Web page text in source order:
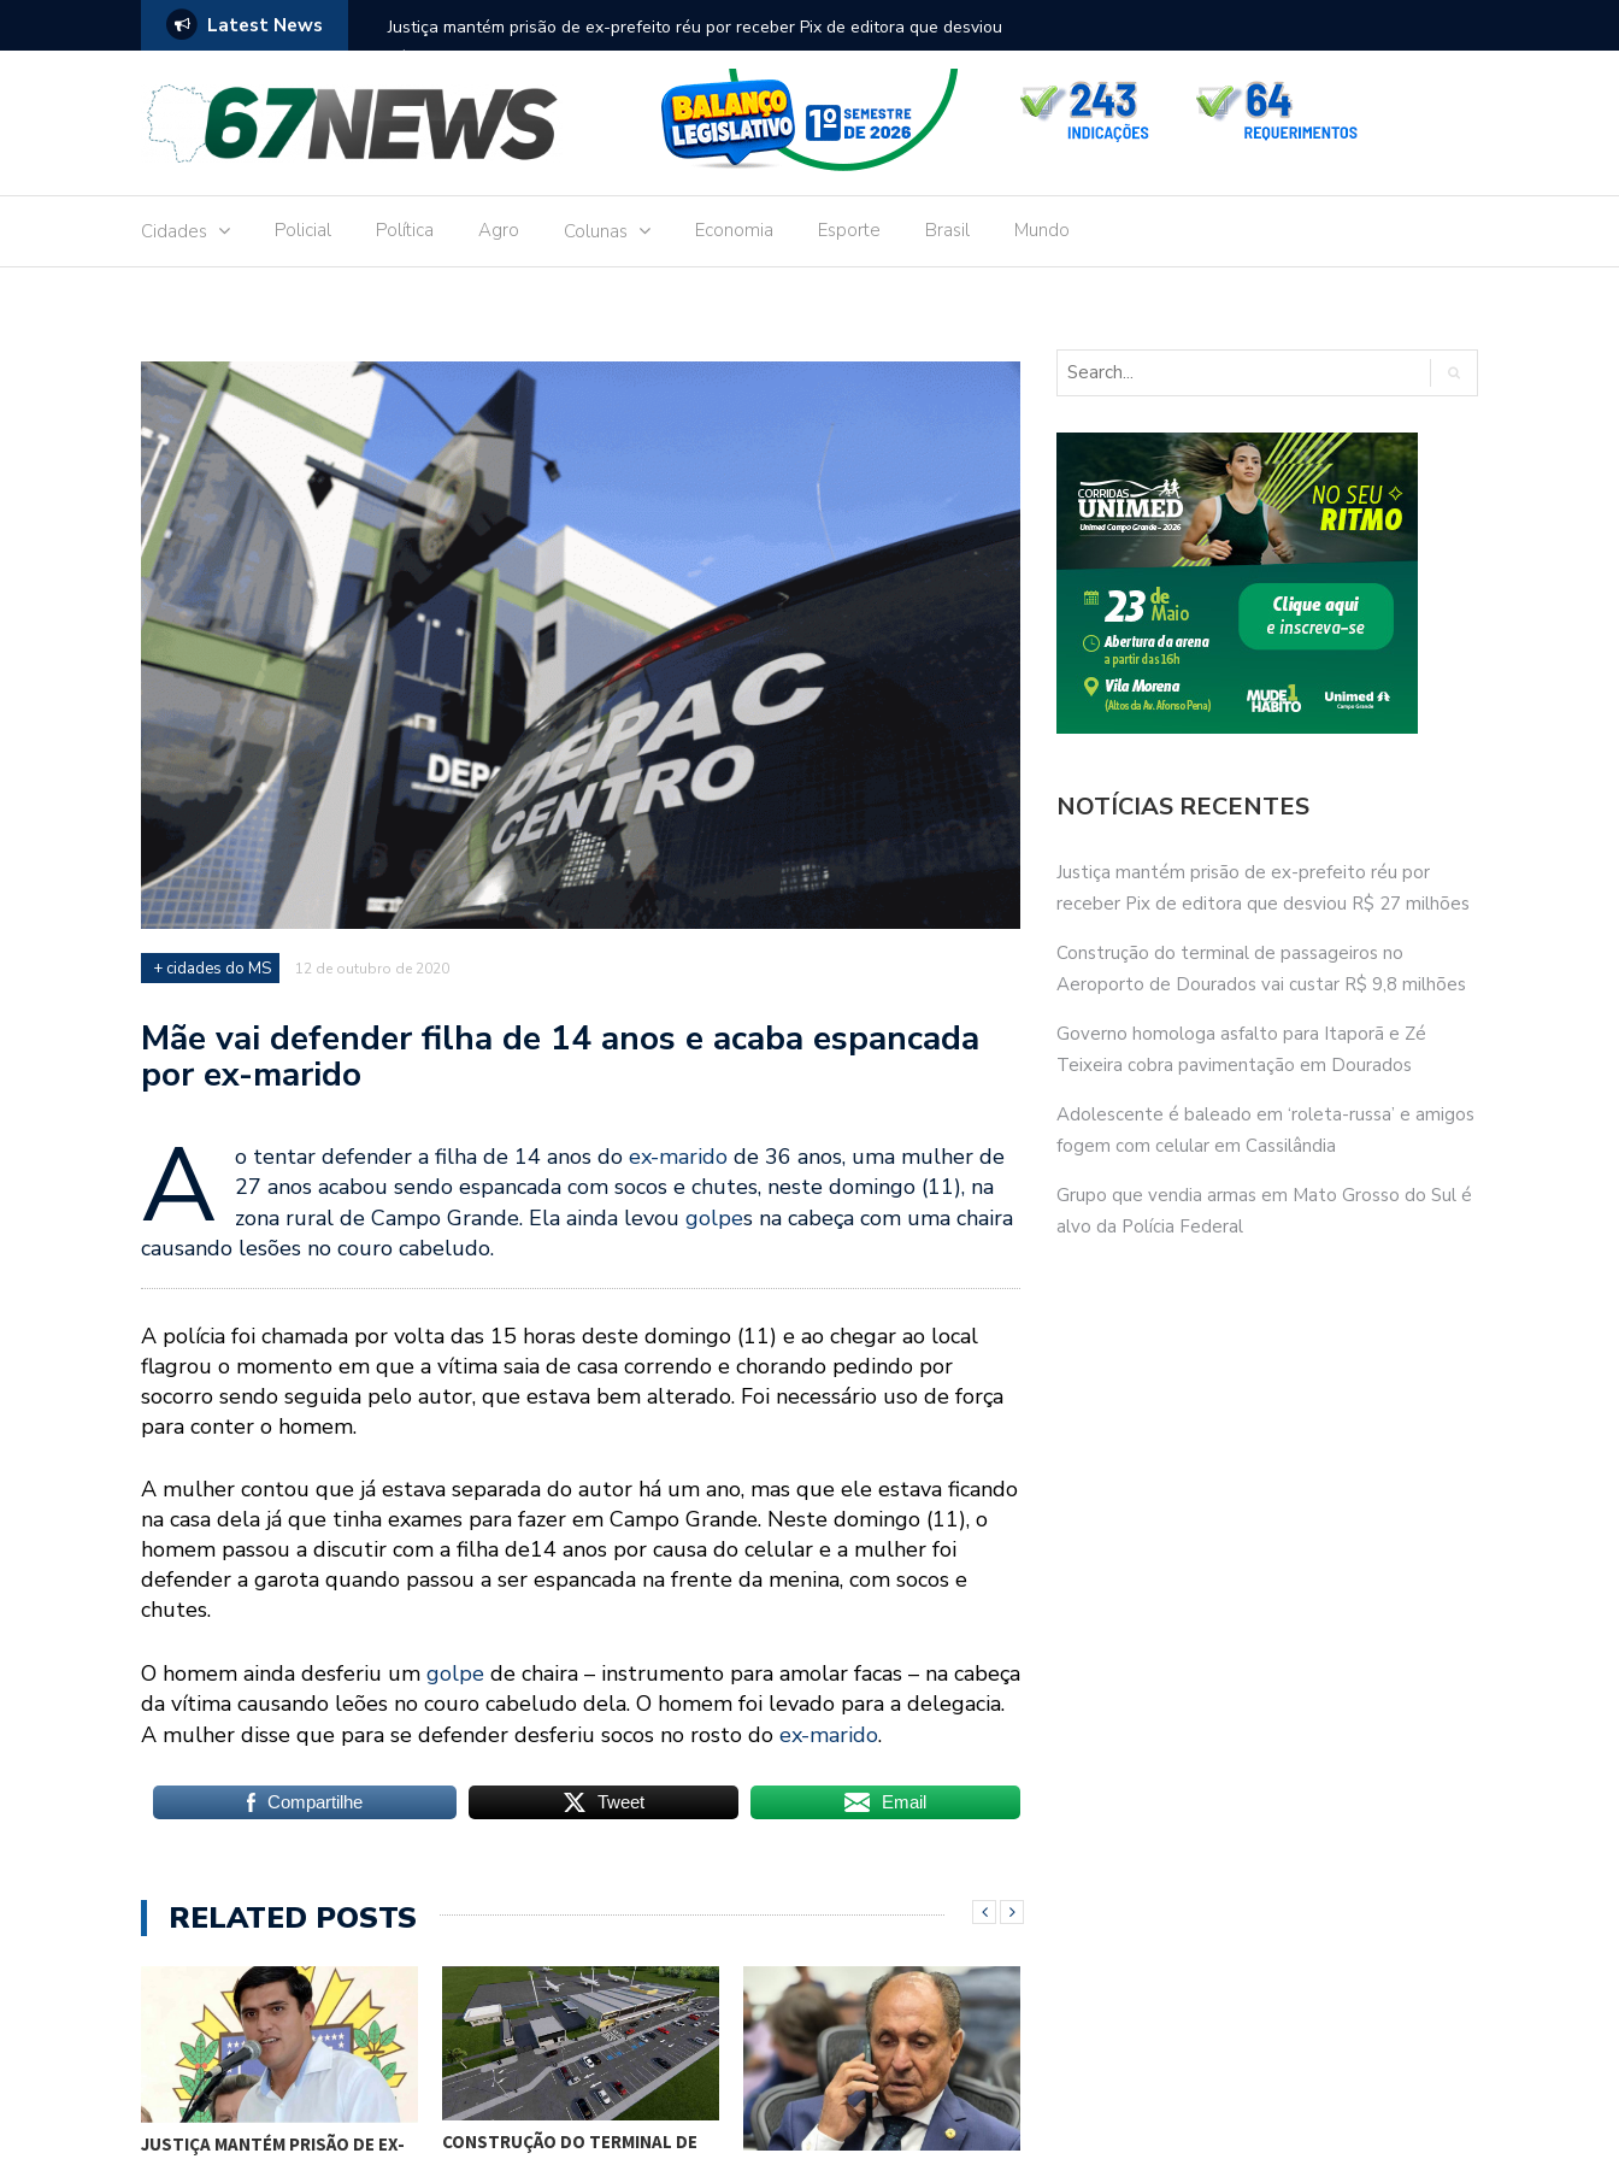
Latest News
réu por receber Pix de editora que desviou
Construção do terminal de passageiros no Aeroporto de Dourados vai custar R$
9,8 milhões
Dourados
Cidades Policial Política Agro Colunas Economia Esporte Brasil Mundo
+ cidades do MS 12 de outubro de 2020
Mãe vai defender filha de 14 anos e acaba espancada
por ex-marido
A o tentar defender a filha de 14 anos do ex-marido de 36 anos, uma mulher de
27 anos acabou sendo espancada com socos e chutes, neste domingo (11), na
zona rural de Campo Grande. Ela ainda levou golpes na cabeça com uma chaira
causando lesões no couro cabeludo.
A polícia foi chamada por volta das 15 horas deste domingo (11) e ao chegar ao local
flagrou o momento em que a vítima saia de casa correndo e chorando pedindo por
socorro sendo seguida pelo autor, que estava bem alterado. Foi necessário uso de força
para conter o homem.
A mulher contou que já estava separada do autor há um ano, mas que ele estava ficando
na casa dela já que tinha exames para fazer em Campo Grande. Neste domingo (11), o
homem passou a discutir com a filha de14 anos por causa do celular e a mulher foi
defender a garota quando passou a ser espancada na frente da menina, com socos e
chutes.
O homem ainda desferiu um golpe de chaira – instrumento para amolar facas – na cabeça
da vítima causando leões no couro cabeludo dela. O homem foi levado para a delegacia.
A mulher disse que para se defender desferiu socos no rosto do ex-marido.
Compartilhe Tweet Email
RELATED POSTS
JUSTIÇA MANTÉM PRISÃO DE EX-
CONSTRUÇÃO DO TERMINAL DE
NOTÍCIAS RECENTES
Justiça mantém prisão de ex-prefeito réu por
receber Pix de editora que desviou R$ 27 milhões
Construção do terminal de passageiros no
Aeroporto de Dourados vai custar R$ 9,8 milhões
Governo homologa asfalto para Itaporã e Zé
Teixeira cobra pavimentação em Dourados
Adolescente é baleado em ‘roleta-russa’ e amigos
fogem com celular em Cassilândia
Grupo que vendia armas em Mato Grosso do Sul é
alvo da Polícia Federal